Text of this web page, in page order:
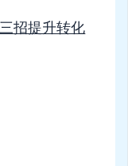
招提升转化